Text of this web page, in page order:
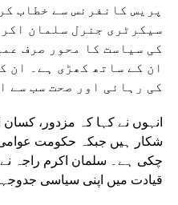
پریس کانفرنس سے خطاب
سیکرٹری جنرل سلمان
کی سیاست کا محور صرف
ان کے ساتھ کھڑی ہے۔ ان
کی رہائی اور صحت سب سے
انہوں نے کہا کہ مزدور،
شکار ہیں جبکہ حکومت
چکی ہے۔ سلمان اکرم راجہ
قیادت میں اپنی سیاسی